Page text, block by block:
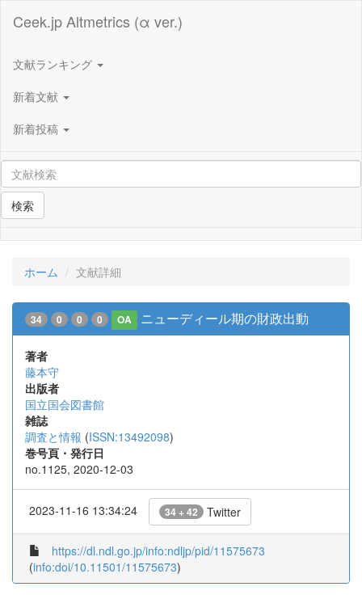
Ceek.jp Altmetrics (α ver.)
文献ランキング
新着文献
新着投稿
検索
ホーム 文献詳細
34 0 0 0 OA ニューディール期の財政出動
著者
藤本守
出版者
国立国会図書館
雑誌
調査と情報 (ISSN:13492098)
巻号頁・発行日
no.1125, 2020-12-03
2023-11-16 13:34:24 34 + 42 Twitter
https://dl.ndl.go.jp/info:ndljp/pid/11575673
(info:doi/10.11501/11575673)